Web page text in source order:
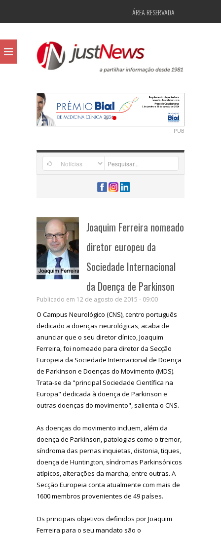
ÁREA RESERVADA
PUB
Joaquim Ferreira nomeado
diretor europeu da
Sociedade Internacional
da Doença de Parkinson
Publicado em 12 de agosto de 2015 - 09:00
O Campus Neurológico (CNS), centro português
dedicado a doenças neurológicas, acaba de
anunciar que o seu diretor clínico, Joaquim
Ferreira, foi nomeado para diretor da Secção
Europeia da Sociedade Internacional de Doença
de Parkinson e Doenças do Movimento (MDS).
Trata-se da "principal Sociedade Científica na
Europa" dedicada à doença de Parkinson e
outras doenças do movimento", salienta o CNS.
As doenças do movimento incluem, além da
doença de Parkinson, patologias como o tremor,
síndroma das pernas inquietas, distonia, tiques,
doença de Huntington, síndromas Parkinsónicos
atípicos, alterações da marcha, entre outras. A
Secção Europeia conta atualmente com mais de
1600 membros provenientes de 49 países.
Os principais objetivos definidos por Joaquim
Ferreira para o seu mandato são o